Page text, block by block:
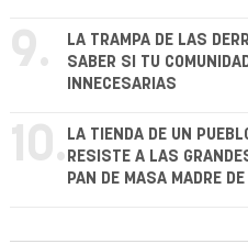
9.
LA TRAMPA DE LAS
SABER SI TU
INNECESARIAS
10. LA TIENDA DE UN
RESISTE A LAS
PAN DE MASA MADRE DE